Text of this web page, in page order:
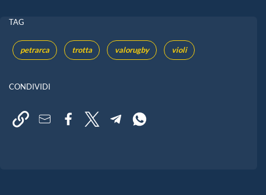
TAG
petrarca trotta valorugby violi
CONDIVIDI